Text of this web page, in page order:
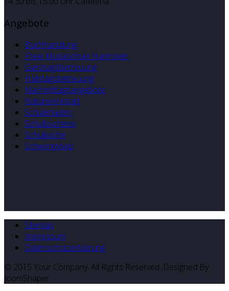
Angebote
Buchhandlung
Freie Musikschule Hannover
Ganztagsbetreuung
Halbtagsbetreuung
Nachmittagsangebote
Naturwerkstatt
Schülerladen
Schulbücherei
Schulküche
Schwimmbad
Sitemap
Impressum
Datenschutzerklärung
© 2015 Your Company. All Rights Reserved. Designed By
JoomShaper